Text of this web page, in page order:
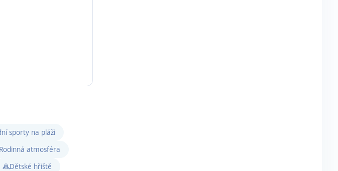
sporty na pláži
Rodinná atmosféra
Dětské hřiště